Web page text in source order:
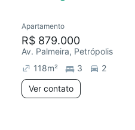
Apartamento
R$ 879.000
Av. Palmeira, Petrópolis
118m² 3
2
Ver contato